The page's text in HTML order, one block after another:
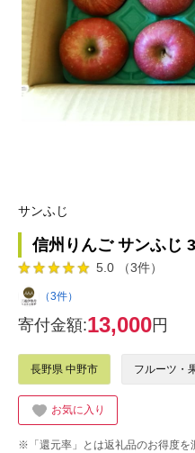
サンふじ
信州りんご サンふじ
5.0 （3件）
（3件）
寄付金額:13,000円
長野県 中野市 フルーツ・
お気に入り
※「還元率」とは返礼品のお得度を